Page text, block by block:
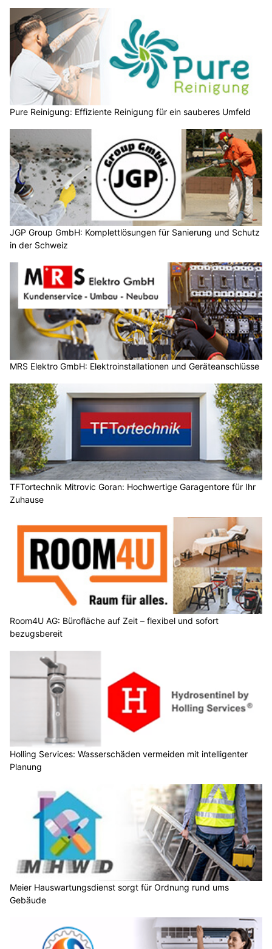
Pure Reinigung: Effiziente Reinigung für ein sauberes Umfeld
JGP Group GmbH: Komplettlösungen für Sanierung und Schutz
in der Schweiz
MRS Elektro GmbH: Elektroinstallationen und Geräteanschlüsse
TFTortechnik Mitrovic Goran: Hochwertige Garagentore für Ihr
Zuhause
Room4U AG: Bürofläche auf Zeit – flexibel und sofort
bezugsbereit
Holling Services: Wasserschäden vermeiden mit intelligenter
Planung
Meier Hauswartungsdienst sorgt für Ordnung rund ums
Gebäude